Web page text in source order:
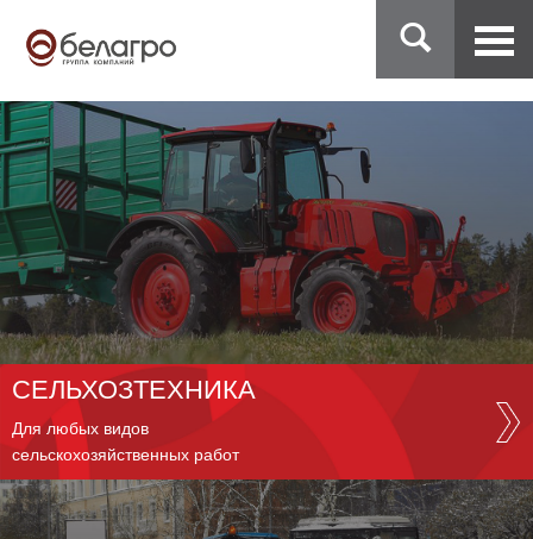
СЕЛЬХОЗТЕХНИКА
Для любых видов
сельскохозяйственных работ